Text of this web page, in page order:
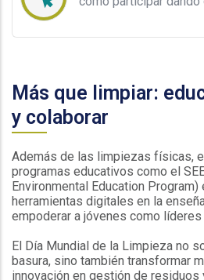
Más que limpiar:
y colaborar
Además de las limpiezas físicas,
programas educativos como el
Environmental Education Program)
herramientas digitales en la
empoderar a jóvenes como
El Día Mundial de la Limpieza no
basura, sino también transformar
innovación en gestión de residuos